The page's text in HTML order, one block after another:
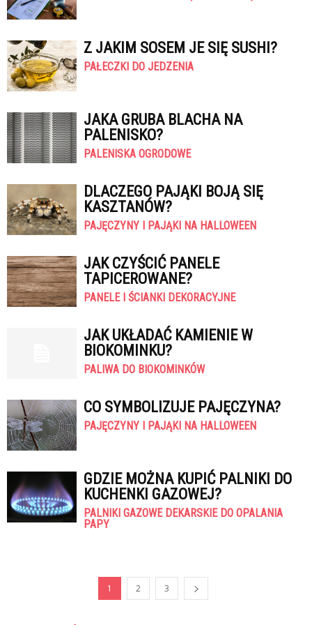
Z JAKIM SOSEM JE SIĘ SUSHI?
PAŁECZKI DO JEDZENIA
JAKA GRUBA BLACHA NA
PALENISKO?
PALENISKA OGRODOWE
DLACZEGO PAJĄKI BOJĄ SIĘ
KASZTANÓW?
PAJĘCZYNY I PAJĄKI NA HALLOWEEN
JAK CZYŚCIĆ PANELE
TAPICEROWANE?
PANELE I ŚCIANKI DEKORACYJNE
JAK UKŁADAĆ KAMIENIE W
BIOKOMINKU?
PALIWA DO BIOKOMINKÓW
CO SYMBOLIZUJE PAJĘCZYNA?
PAJĘCZYNY I PAJĄKI NA HALLOWEEN
GDZIE MOŻNA KUPIĆ PALNIKI DO
KUCHENKI GAZOWEJ?
PALNIKI GAZOWE DEKARSKIE DO OPALANIA
PAPY
1 2 3